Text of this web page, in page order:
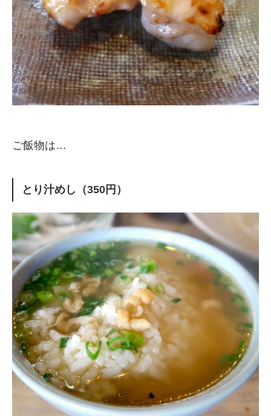
ご飯物は…
とり汁めし（350円）